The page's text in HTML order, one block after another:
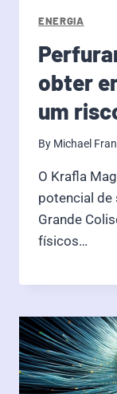
ENERGIA
obter
um
By Michael
O Krafla
potencial de
Grande
físicos…